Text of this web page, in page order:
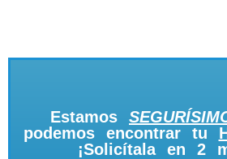
Estamos
podemos encontrar tu
¡Solicítala en 2